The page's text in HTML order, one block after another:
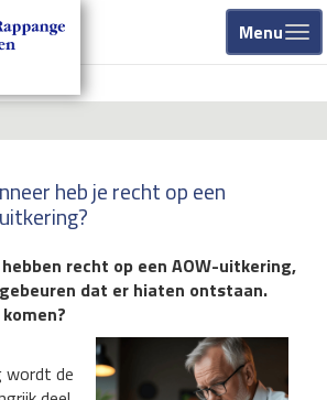
Menu
heb je recht op een
recht op een AOW-uitkering,
dat er hiaten ontstaan.
wordt de